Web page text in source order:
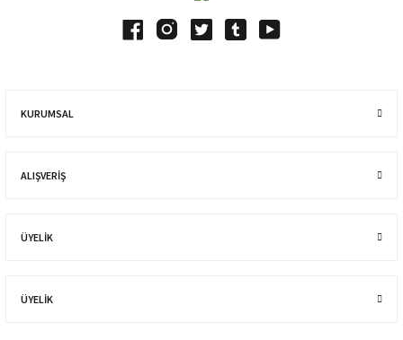
KURUMSAL
ALIŞVERIŞ
ÜYELİK
ÜYELİK